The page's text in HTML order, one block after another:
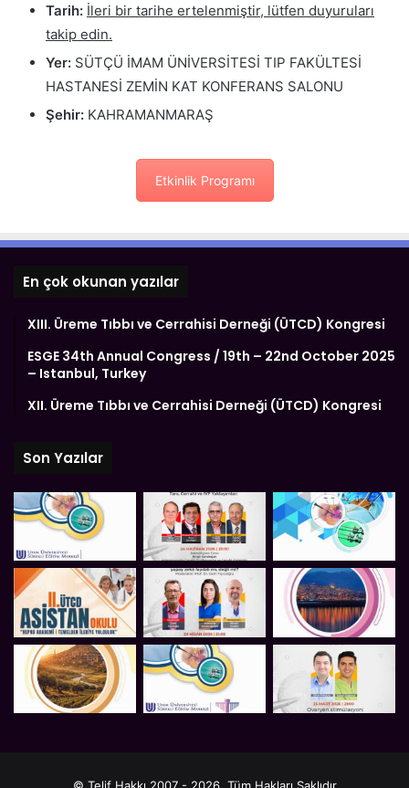
Tarih: İleri bir tarihe ertelenmiştir, lütfen duyuruları
takip edin.
Yer: SÜTÇÜ İMAM ÜNİVERSİTESİ TIP FAKÜLTESİ
HASTANESİ ZEMİN KAT KONFERANS SALONU
Şehir: KAHRAMANMARAŞ
Etkinlik Programı
En çok okunan yazılar
XIII. Üreme Tıbbı ve Cerrahisi Derneği (ÜTCD) Kongresi
ESGE 34th Annual Congress / 19th – 22nd October 2025
– Istanbul, Turkey
XII. Üreme Tıbbı ve Cerrahisi Derneği (ÜTCD) Kongresi
Son Yazılar